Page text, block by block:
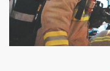
東周食玩通